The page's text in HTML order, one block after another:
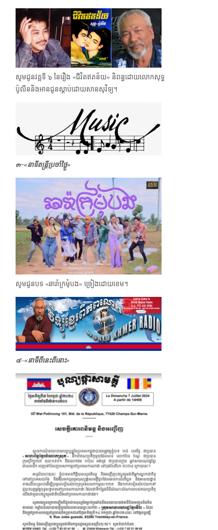
សូមជូនវគ្គទី ๖ នៃរឿង «ជីវិតឥតន័យ»​ និពន្ធដោយលោកសុទ្ធ
ប៉ូលីននិងអានជូនស្ដាប់ដោយសានសុវិទ្យ។
๓–«នាទីតន្ត្រីប្រចាំថ្ងៃ្ង»
សូមជូនបទ «ឆារ៉ាក្រមុំបង»​ ច្រៀងដោយខេម។
๔–«នាទីពីនេះពីនោះ»